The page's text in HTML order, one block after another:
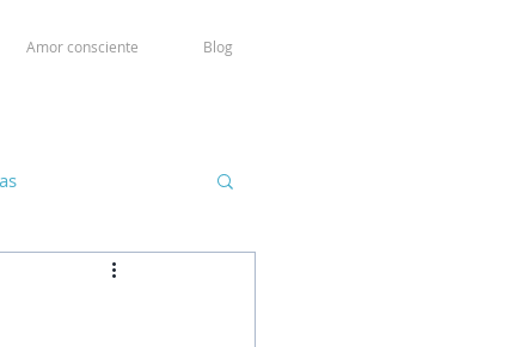
Amor consciente Blog